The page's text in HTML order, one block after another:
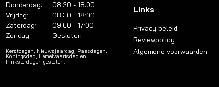
Donderdag:
08:30 - 18:00
Vrijdag:
08:30 - 18:00
Zaterdag:
09:00 - 17:00
Zondag:
Gesloten
Kerstdagen, Nieuwsjaardag, Paasdagen,
Koningsdag, Hemelvaartsdag en
Pinksterdagen gesloten.
Links
Privacy beleid
Reviewpolicy
Algemene voorwaarden